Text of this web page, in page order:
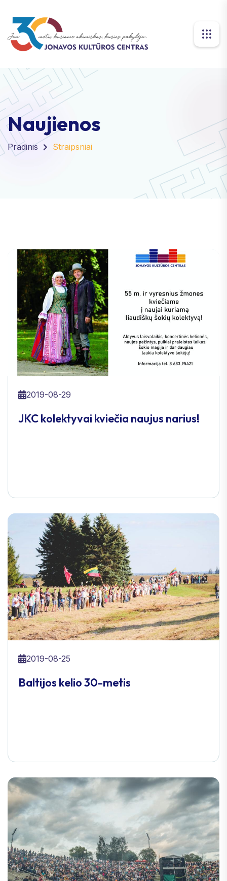
Naujienos
Pradinis Straipsniai
2019-08-29
JKC kolektyvai kviečia naujus narius!
2019-08-25
Baltijos kelio 30-metis